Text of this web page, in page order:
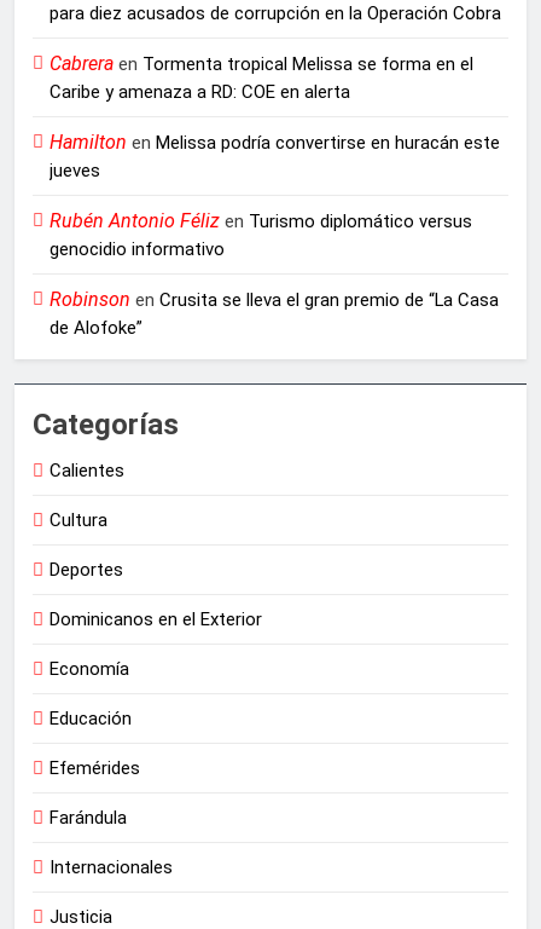
para diez acusados de corrupción en la Operación Cobra
Cabrera en Tormenta tropical Melissa se forma en el
Caribe y amenaza a RD: COE en alerta
Hamilton en Melissa podría convertirse en huracán este
jueves
Rubén Antonio Féliz en Turismo diplomático versus
genocidio informativo
Robinson en Crusita se lleva el gran premio de “La Casa
de Alofoke”
Categorías
Calientes
Cultura
Deportes
Dominicanos en el Exterior
Economía
Educación
Efemérides
Farándula
Internacionales
Justicia